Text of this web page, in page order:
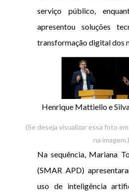
serviço público,
apresentou soluções
transformação digital dos
Henrique Mattiello e
(Se deseja visualizar essa foto
na imagem.)
Na sequência, Mariana
(SMAR APD)
uso de inteligência